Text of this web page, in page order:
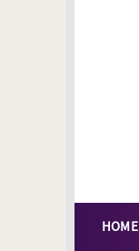
HOME